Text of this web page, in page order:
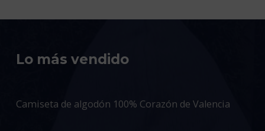
Lo más vendido
Camiseta de algodón 100% Corazón de Valencia